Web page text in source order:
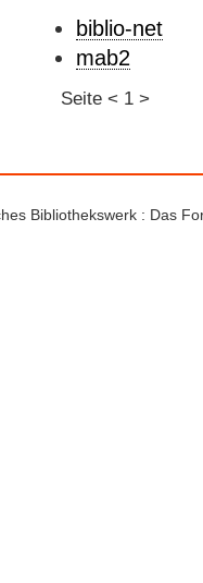
biblio-net
mab2
Seite < 1 >
Bibliothekswerk : Das